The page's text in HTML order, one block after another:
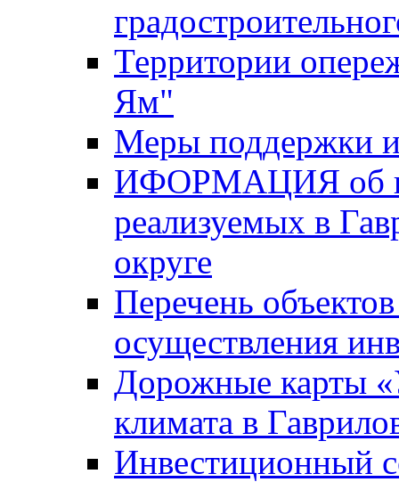
Территории
Ям"
Меры поддержки
ИФОРМАЦИЯ об
реализуемых в
округе
Перечень
осуществления
Дорожные карты
климата в
Инвестиционный